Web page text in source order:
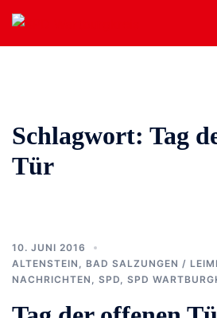
Zum
Inhalt
springen
Schlagwort: Tag
Tür
10. JUNI 2016
ALTENSTEIN
BAD SALZUNGEN /
NACHRICHTEN
SPD SPD